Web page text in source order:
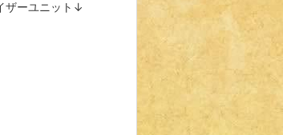
ザーユニット↓